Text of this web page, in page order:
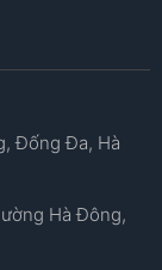
Đống Đa, Hà
Hà Đông,